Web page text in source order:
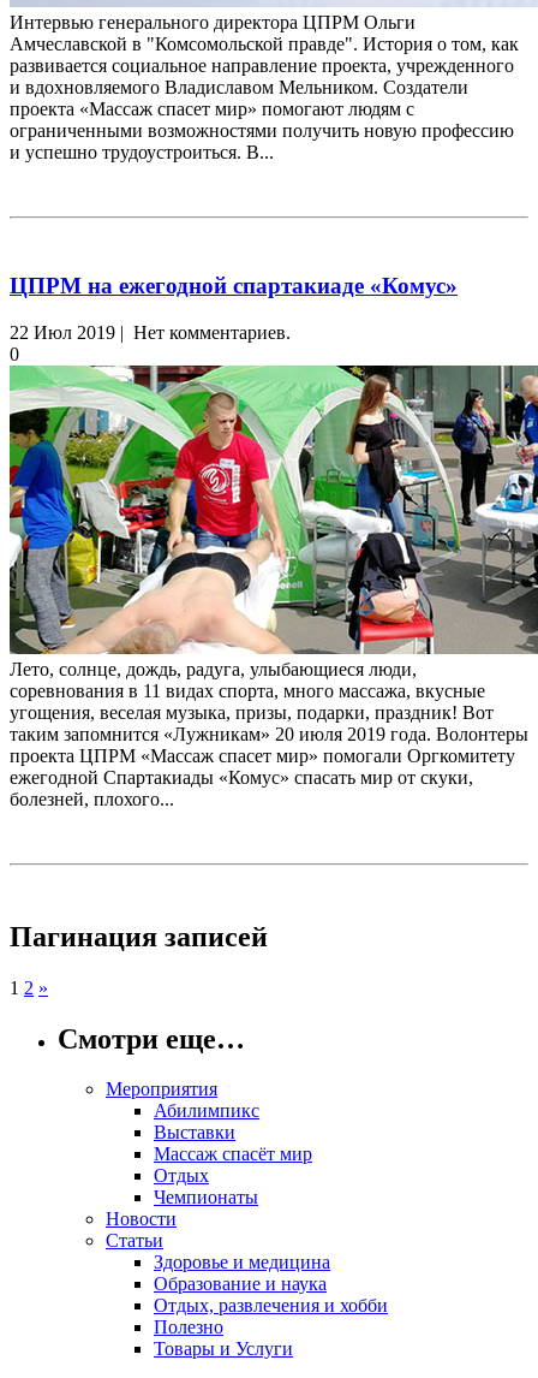
Интервью генерального директора ЦПРМ Ольги
Амчеславской в "Комсомольской правде". История о том, как
развивается социальное направление проекта, учрежденного
и вдохновляемого Владиславом Мельником. Создатели
проекта «Массаж спасет мир» помогают людям с
ограниченными возможностями получить новую профессию
и успешно трудоустроиться. В...
ЦПРМ на ежегодной спартакиаде «Комус»
22 Июл 2019 | Нет комментариев.
0
Лето, солнце, дождь, радуга, улыбающиеся люди,
соревнования в 11 видах спорта, много массажа, вкусные
угощения, веселая музыка, призы, подарки, праздник! Вот
таким запомнится «Лужникам» 20 июля 2019 года. Волонтеры
проекта ЦПРМ «Массаж спасет мир» помогали Оргкомитету
ежегодной Спартакиады «Комус» спасать мир от скуки,
болезней, плохого...
Пагинация записей
1 2 »
Смотри еще…
Мероприятия
Абилимпикс
Выставки
Массаж спасёт мир
Отдых
Чемпионаты
Новости
Статьи
Здоровье и медицина
Образование и наука
Отдых, развлечения и хобби
Полезно
Товары и Услуги